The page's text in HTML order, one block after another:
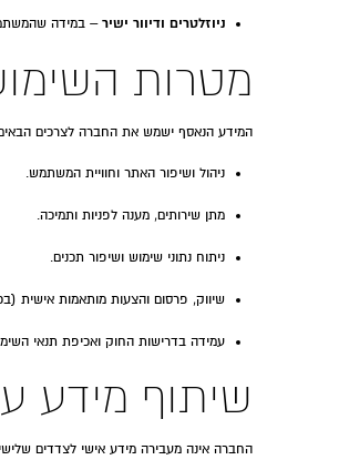
ניוזלטרים ודיוור ישיר– במידה
מטרות
המידע הנאסף ישמש את החברה לצרכים
ניהול ושיפור האתר וחוויית המשתמש.
מתן שירותים, מענה לפניות ותמיכה.
ניתוח נתוני שימוש ושיפור תכנים.
שיווק, פרסום והצעות מותאמות אישית
עמידה בדרישות החוק ואכיפת תנאי
שיתוף מידע
החברה אינה מעבירה מידע אישי לצדדים